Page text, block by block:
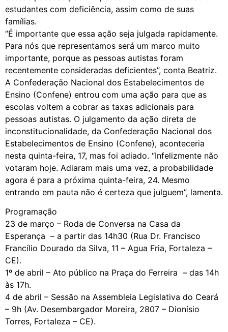
estudantes com deficiência, assim como de suas
famílias.
“É importante que essa ação seja julgada rapidamente.
Para nós que representamos será um marco muito
importante, porque as pessoas autistas foram
recentemente consideradas deficientes”, conta Beatriz.
A Confederação Nacional dos Estabelecimentos de
Ensino (Confene) entrou com uma ação para que as
escolas voltem a cobrar as taxas adicionais para
pessoas autistas. O julgamento da ação direta de
inconstitucionalidade, da Confederação Nacional dos
Estabelecimentos de Ensino (Confene), aconteceria
nesta quinta-feira, 17, mas foi adiado. “Infelizmente não
votaram hoje. Adiaram mais uma vez, a probabilidade
agora é para a próxima quinta-feira, 24. Mesmo
entrando em pauta não é certeza que julguem”, lamenta.
Programação
23 de março – Roda de Conversa na Casa da
Esperança – a partir das 14h30 (Rua Dr. Francisco
Francílio Dourado da Silva, 11 – Agua Fria, Fortaleza –
CE).
1º de abril – Ato público na Praça do Ferreira – das 14h
às 17h.
4 de abril – Sessão na Assembleia Legislativa do Ceará
– 9h (Av. Desembargador Moreira, 2807 – Dionísio
Torres, Fortaleza – CE).